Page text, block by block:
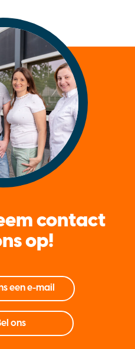
contact
op!
een e-mail
ons